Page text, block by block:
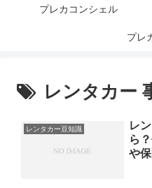
プレカコンシェル
プレ
レンタカー
レンタカー豆知識
レ
ら
や